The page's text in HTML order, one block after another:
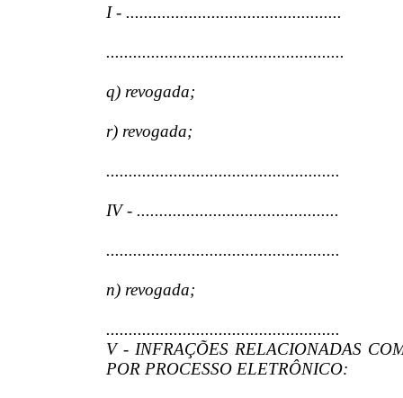
I - ................................................
.....................................................
q) revogada;
r) revogada;
....................................................
IV - .............................................
....................................................
n) revogada;
....................................................
V - INFRAÇÕES RELACIONADAS
POR PROCESSO ELETRÔNICO: